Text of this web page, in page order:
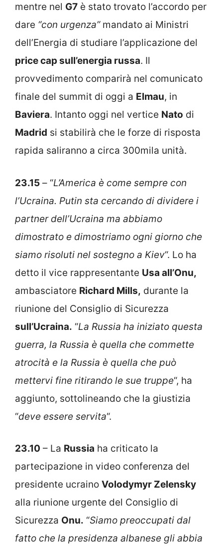
mentre nel G7 è stato trovato l’accordo per
dare “con urgenza”mandato ai Ministri
dell’Energia di studiare l’applicazione del
price cap sull’energia russa. Il
provvedimento comparirà nel comunicato
finale del summit di oggi a Elmau, in
Baviera. Intanto oggi nel vertice Nato di
Madrid si stabilirà che le forze di risposta
rapida saliranno a circa 300mila unità.
23.15 – “L’America è come sempre con
l’Ucraina. Putin sta cercando di dividere i
partner dell’Ucraina ma abbiamo
dimostrato e dimostriamo ogni giorno che
siamo risoluti nel sostegno a Kiev“. Lo ha
detto il vice rappresentante Usa all’Onu,
ambasciatore Richard Mills, durante la
riunione del Consiglio di Sicurezza
sull’Ucraina. “La Russia ha iniziato questa
guerra, la Russia è quella che commette
atrocità e la Russia è quella che può
mettervi fine ritirando le sue truppe“, ha
aggiunto, sottolineando che la giustizia
“deve essere servita“.
23.10 – La Russia ha criticato la
partecipazione in video conferenza del
presidente ucraino Volodymyr Zelensky
alla riunione urgente del Consiglio di
Sicurezza Onu. “Siamo preoccupati dal
fatto che la presidenza albanese gli abbia